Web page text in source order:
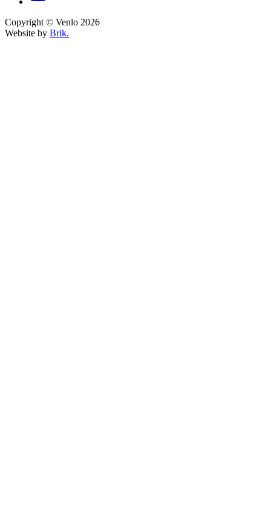
Copyright © Venlo 2026
Website by Brik.